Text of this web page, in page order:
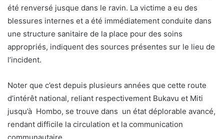
été renversé jusque dans le ravin. La victime a eu des
blessures internes et a été immédiatement conduite dans
une structure sanitaire de la place pour des soins
appropriés, indiquent des sources présentes sur le lieu de
l’incident.
Noter que c’est depuis plusieurs années que cette route
d’intérêt national, reliant respectivement Bukavu et Miti
jusqu’à Hombo, se trouve dans un état déplorable avancé,
rendant difficile la circulation et la communication